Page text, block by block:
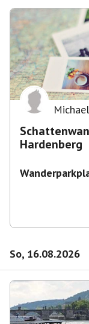
Michael
Hardenberg
So, 16.08.2026